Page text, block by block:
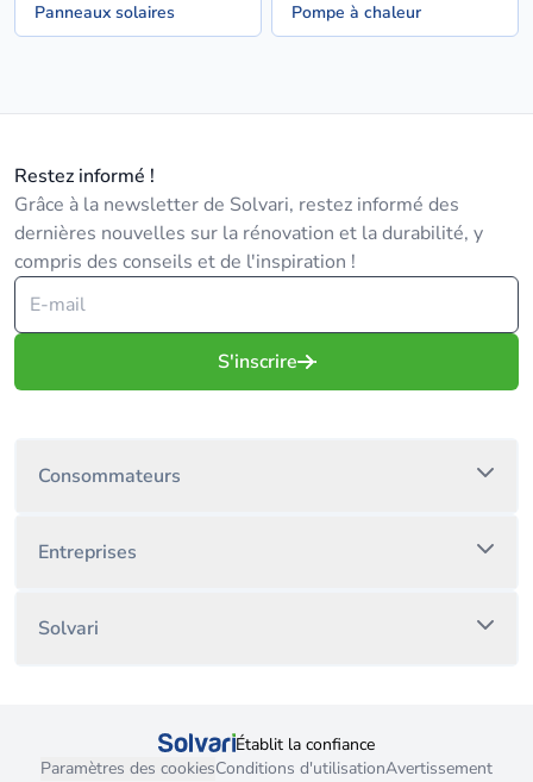
Panneaux solaires Pompe à chaleur
Restez informé !
Grâce à la newsletter de Solvari, restez informé des
dernières nouvelles sur la rénovation et la durabilité, y
compris des conseils et de l'inspiration !
S'inscrire
Consommateurs
Entreprises
Solvari
Établit la confiance
Paramètres des cookiesConditions d'utilisationAvertissement